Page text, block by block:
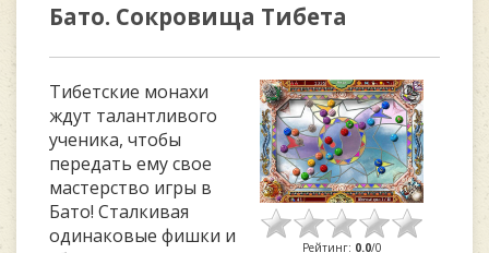
Бато. Сокровища Тибета
Тибетские монахи
ждут талантливого
ученика, чтобы
передать ему свое
мастерство игры в
Бато! Сталкивая
одинаковые фишки и
Рейтинг: 0.0/0